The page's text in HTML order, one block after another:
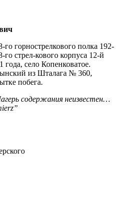
горнострелкового полка 192-
стрел-кового корпуса 12-й
года, село Копенковатое.
из Шталага № 360,
побега.
содержания неизвестен…